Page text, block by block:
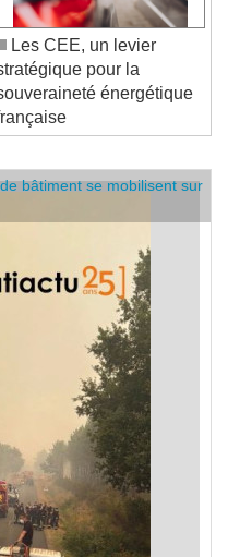
Les CEE, un levier
pour la
énergétique
bâtiment se mobilisent sur